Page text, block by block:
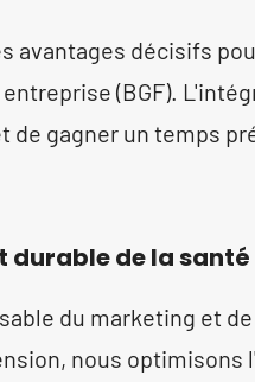
avantages décisifs
(BGF).
de gagner un temps
durable de la santé
du marketing et
nous optimisons